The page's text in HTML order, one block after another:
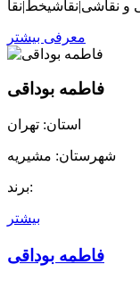
معرفی بیشتر
فاطمه بوداقی
استان: تهران
شهرستان: مشیریه
برند:
بیشتر
فاطمه بوداقی